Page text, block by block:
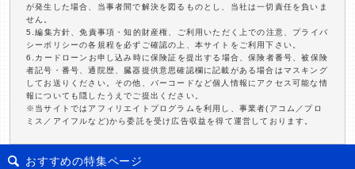
が発生した場合、当事者間で解決を図るものとし、当社は一切責任を負いま
せん。
5.編集方針、免責事項・知的財産権、ご利用いただく上での注意、プライバ
シーポリシーの各規程を必ずご確認の上、本サイトをご利用下さい。
6.カードローンお申し込み時に保険証を提出する場合、保険者番号、被保険
者記号・番号、通院歴、臓器提供意思確認欄に記載がある場合はマスキング
してお送りください。その他、バーコードなど個人情報にアクセス可能な情
報についても隠したうえでご提出ください。
※当サイトではアフィリエイトプログラムを利用し、事業者(アコム／プロ
ミス／アイフルなど)から委託を受け広告収益を得て運営しております。
おすすめの特集ページ